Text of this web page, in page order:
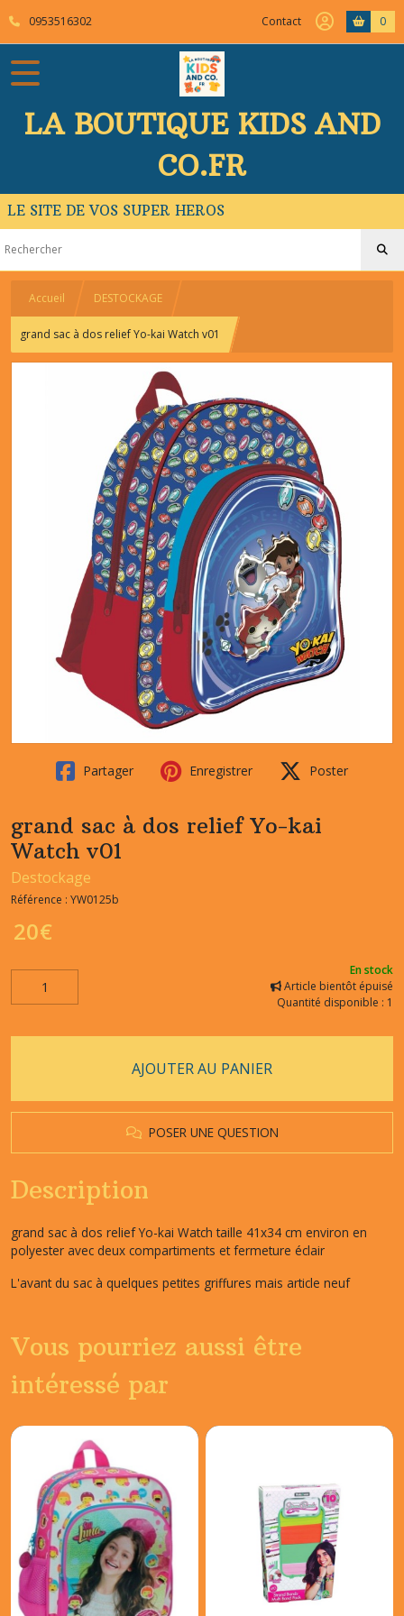
0953516302 Contact 0
LA BOUTIQUE KIDS AND
CO.FR
LE SITE DE VOS SUPER HEROS
Accueil DESTOCKAGE
grand sac à dos relief Yo-kai Watch v01
Partager Enregistrer Poster
grand sac à dos relief Yo-kai
Watch v01
Destockage
Référence : YW0125b
20€
En stock
Article bientôt épuisé
Quantité disponible : 1
AJOUTER AU PANIER
POSER UNE QUESTION
Description
grand sac à dos relief Yo-kai Watch taille 41x34 cm environ en
polyester avec deux compartiments et fermeture éclair
L'avant du sac à quelques petites griffures mais article neuf
Vous pourriez aussi être
intéressé par